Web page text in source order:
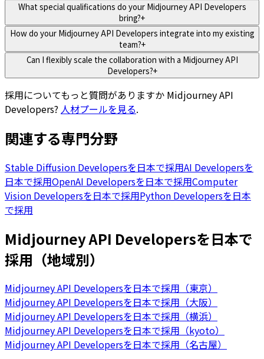
What special qualifications do your Midjourney API Developers
bring?+
How do your Midjourney API Developers integrate into my existing
team?+
Can I flexibly scale the collaboration with a Midjourney API
Developers?+
採用についてもっと質問がありますか Midjourney API
Developers? 人材プールを見る.
関連する専門分野
Stable Diffusion Developersを日本で採用AI Developersを
日本で採用OpenAI Developersを日本で採用Computer
Vision Developersを日本で採用Python Developersを日本
で採用
Midjourney API Developersを日本で
採用（地域別）
Midjourney API Developersを日本で採用（東京）
Midjourney API Developersを日本で採用（大阪）
Midjourney API Developersを日本で採用（横浜）
Midjourney API Developersを日本で採用（kyoto）
Midjourney API Developersを日本で採用（名古屋）